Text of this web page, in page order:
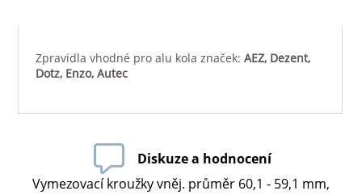
Zpravidla vhodné pro alu kola značek: AEZ, Dezent,
Dotz, Enzo, Autec
Diskuze a hodnocení
Vymezovací kroužky vněj. průměr 60,1 - 59,1 mm,